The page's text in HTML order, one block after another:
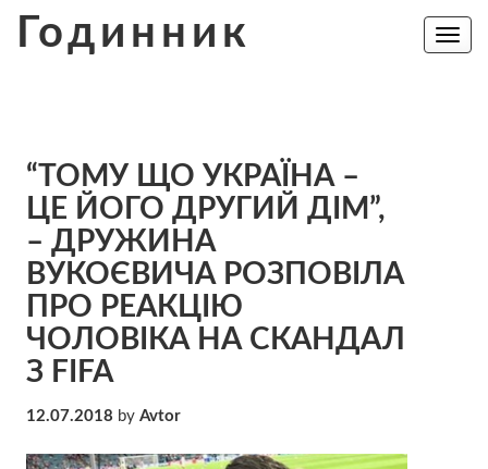
Годинник
Toggle
“ТОМУ ЩО УКРАЇНА –
ЦЕ ЙОГО ДРУГИЙ ДІМ”,
– ДРУЖИНА
ВУКОЄВИЧА РОЗПОВІЛА
ПРО РЕАКЦІЮ
ЧОЛОВІКА НА СКАНДАЛ
З FIFA
12.07.2018 by Avtor